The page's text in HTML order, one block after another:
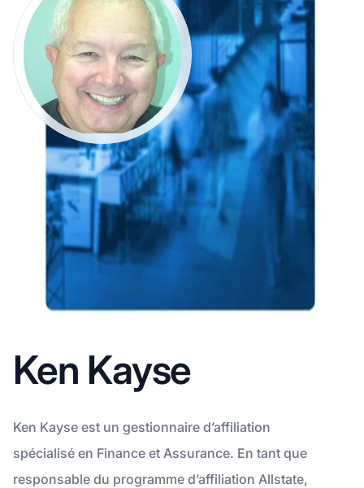
Ken Kayse
Ken Kayse est un gestionnaire d’affiliation
spécialisé en Finance et Assurance. En tant que
responsable du programme d’affiliation Allstate,